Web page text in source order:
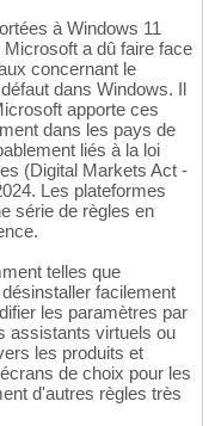
à Windows 11
a dû faire face
concernant le
dans Windows. Il
apporte ces
dans les pays de
liés à la loi
(Digital Markets Act -
Les plateformes
série de règles en
telles que
facilement
les paramètres par
assistants virtuels ou
les produits et
de choix pour les
d'autres règles très